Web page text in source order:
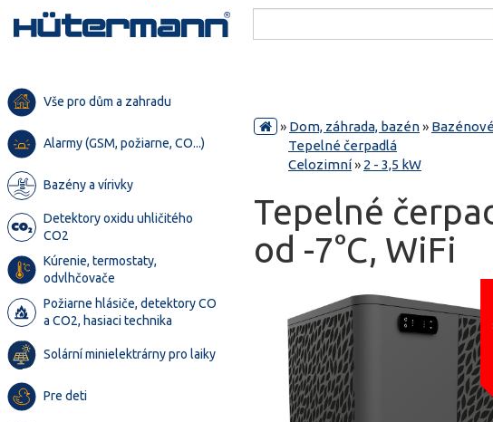
Vše pro dům a zahradu
Alarmy (GSM, požiarne, CO...)
Bazény a vírivky
Detektory oxidu uhličitého
CO2
Kúrenie, termostaty,
odvlhčovače
Požiarne hlásiče, detektory CO
a CO2, hasiaci technika
Solární minielektrárny pro laiky
Pre deti
» Dom, záhrada, bazén»
Tepelné čerpadlá
Celozimní» 2 - 3,5 kW
Tepelné
od -7°C, WiFi